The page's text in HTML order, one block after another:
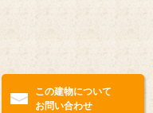
この建物について
お問い合わせ